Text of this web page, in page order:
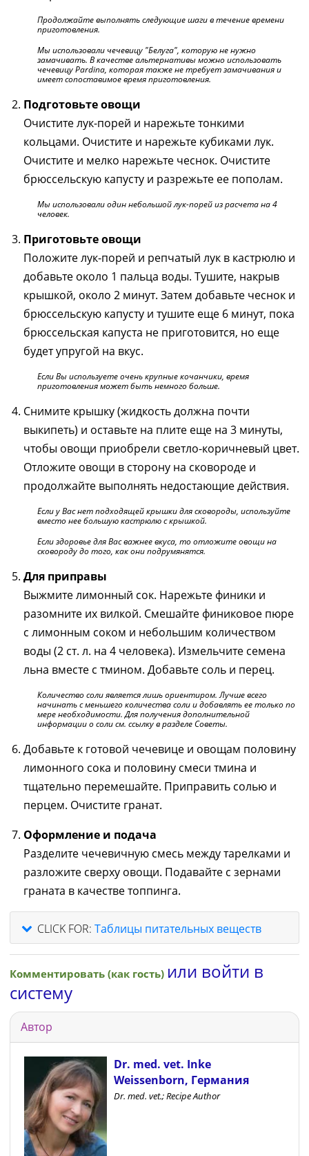
Продолжайте выполнять следующие шаги в течение времени
приготовления.
Мы использовали чечевицу "Белуга", которую не нужно
замачивать. В качестве альтернативы можно использовать
чечевицу Pardina, которая также не требует замачивания и
имеет сопоставимое время приготовления.
Подготовьте овощи
Очистите лук-порей и нарежьте тонкими
кольцами. Очистите и нарежьте кубиками лук.
Очистите и мелко нарежьте чеснок. Очистите
брюссельскую капусту и разрежьте ее пополам.
Мы использовали один небольшой лук-порей из расчета на 4
человек.
Приготовьте овощи
Положите лук-порей и репчатый лук в кастрюлю и
добавьте около 1 пальца воды. Тушите, накрыв
крышкой, около 2 минут. Затем добавьте чеснок и
брюссельскую капусту и тушите еще 6 минут, пока
брюссельская капуста не приготовится, но еще
будет упругой на вкус.
Если Вы используете очень крупные кочанчики, время
приготовления может быть немного больше.
Снимите крышку (жидкость должна почти
выкипеть) и оставьте на плите еще на 3 минуты,
чтобы овощи приобрели светло-коричневый цвет.
Отложите овощи в сторону на сковороде и
продолжайте выполнять недостающие действия.
Если у Вас нет подходящей крышки для сковороды, используйте
вместо нее большую кастрюлю с крышкой.
Если здоровье для Вас важнее вкуса, то отложите овощи на
сковороду до того, как они подрумянятся.
Для приправы
Выжмите лимонный сок. Нарежьте финики и
разомните их вилкой. Смешайте финиковое пюре
с лимонным соком и небольшим количеством
воды (2 ст. л. на 4 человека). Измельчите семена
льна вместе с тмином. Добавьте соль и перец.
Количество соли является лишь ориентиром. Лучше всего
начинать с меньшего количества соли и добавлять ее только по
мере необходимости. Для получения дополнительной
информации о соли см. ссылку в разделе Советы.
Добавьте к готовой чечевице и овощам половину
лимонного сока и половину смеси тмина и
тщательно перемешайте. Приправить солью и
перцем. Очистите гранат.
Оформление и подача
Разделите чечевичную смесь между тарелками и
разложите сверху овощи. Подавайте с зернами
граната в качестве топпинга.
CLICK FOR: Таблицы питательных веществ
Комментировать (как гость) или войти в
систему
Автор
Dr. med. vet. Inke
Weissenborn, Германия
Dr. med. vet.; Recipe Author